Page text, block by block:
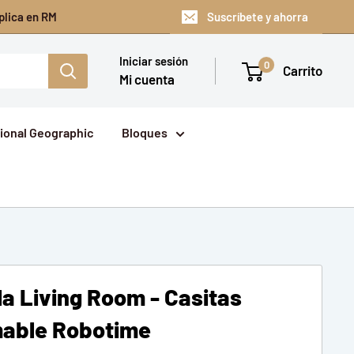
en RM Suscríbete y ahorra
Iniciar sesión
Mi cuenta
0 Carrito
Geographic Bloques
Living Room - Casitas
Robotime